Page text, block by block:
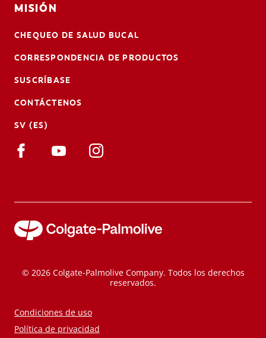
MISIÓN
CHEQUEO DE SALUD BUCAL
CORRESPONDENCIA DE PRODUCTOS
SUSCRÍBASE
CONTÁCTENOS
SV (ES)
© 2026 Colgate-Palmolive Company. Todos los derechos
reservados.
Condiciones de uso
Política de privacidad